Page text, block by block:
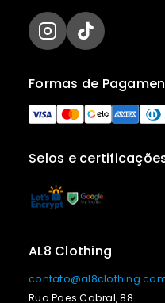
Selos e
Formas de
AL8 Clothing
Rua Paes Cabral, 88